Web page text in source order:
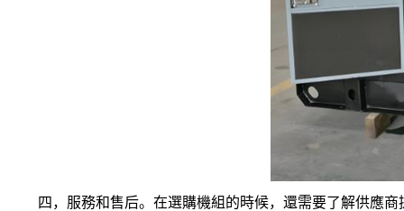
四，服務和售后。在選購機組的時候，還需要了解供應商